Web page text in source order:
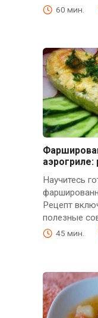
60 мин.
Научитесь
Рецепт
полезные
45 мин.